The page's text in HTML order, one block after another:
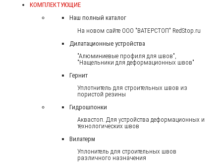
КОМПЛЕКТУЮЩИЕ
Наш полный каталог
На новом сайте ООО "ВАТЕРСТОП" RedStop.ru
Дилатационные устройства
"Алюминиевые профиля для швов",
"Нащельники для деформационных швов"
Гернит
Уплотнитель для строительных швов из
пористой резины
Гидрошпонки
Аквастоп. Для устройства деформационных и
технологических швов
Вилатерм
Уплонитель для строительных швов
различного назначения